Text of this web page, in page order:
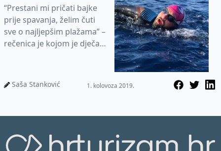
“Prestani mi pričati bajke
prije spavanja, želim čuti
sve o najljepšim plažama” –
rečenica je kojom je dječak
Saša Stanković 1. kolovoza 2019.